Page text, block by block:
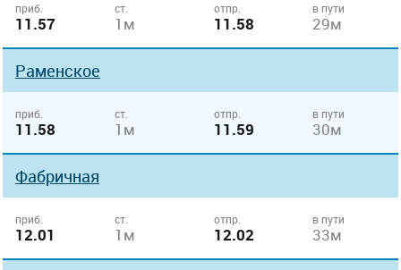
приб.
11.57
ст.
1м
отпр.
11.58
в пути
29м
Раменское
приб.
11.58
ст.
1м
отпр.
11.59
в пути
30м
Фабричная
приб.
12.01
ст.
1м
отпр.
12.02
в пути
33м